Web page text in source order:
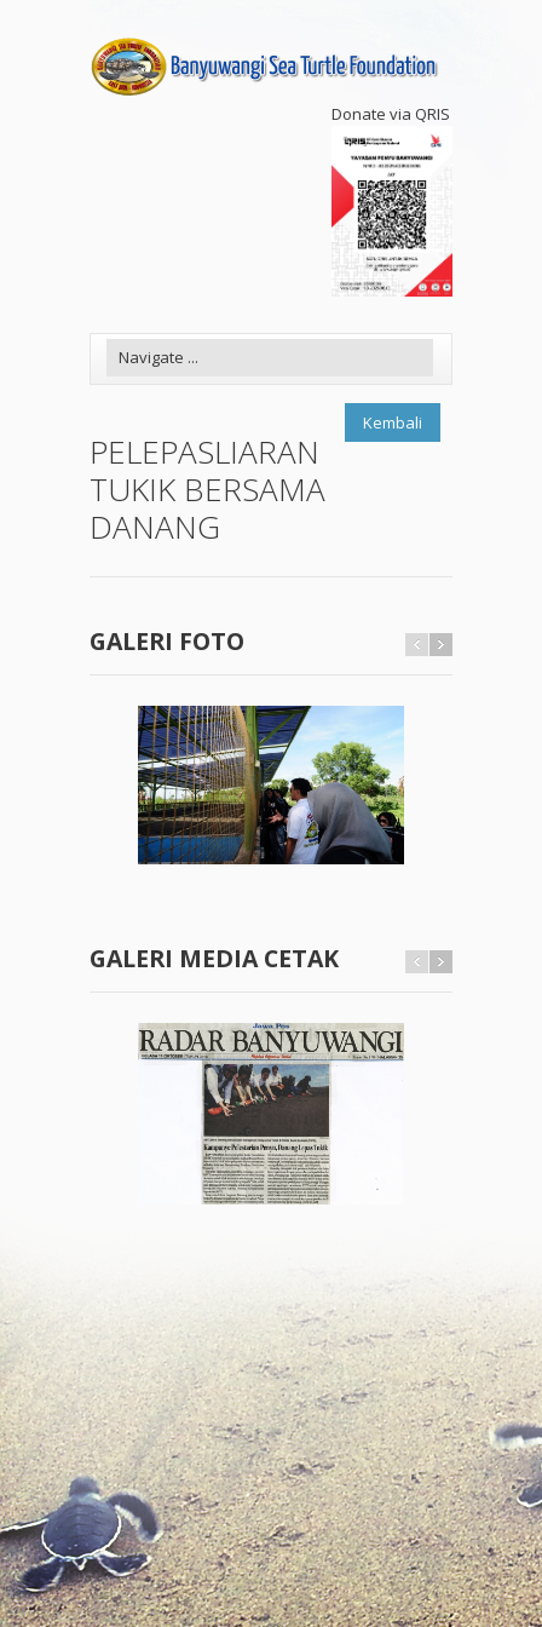
Donate via QRIS
Kembali
PELEPASLIARAN
TUKIK BERSAMA
DANANG
GALERI FOTO
GALERI MEDIA CETAK